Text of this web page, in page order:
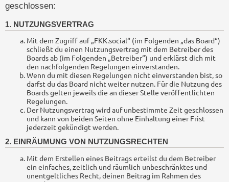
geschlossen:
1. NUTZUNGSVERTRAG
Mit dem Zugriff auf „FKK.social“ (im Folgenden „das Board“)
schließt du einen Nutzungsvertrag mit dem Betreiber des
Boards ab (im Folgenden „Betreiber“) und erklärst dich mit
den nachfolgenden Regelungen einverstanden.
Wenn du mit diesen Regelungen nicht einverstanden bist, so
darfst du das Board nicht weiter nutzen. Für die Nutzung des
Boards gelten jeweils die an dieser Stelle veröffentlichten
Regelungen.
Der Nutzungsvertrag wird auf unbestimmte Zeit geschlossen
und kann von beiden Seiten ohne Einhaltung einer Frist
jederzeit gekündigt werden.
2. EINRÄUMUNG VON NUTZUNGSRECHTEN
Mit dem Erstellen eines Beitrags erteilst du dem Betreiber
ein einfaches, zeitlich und räumlich unbeschränktes und
unentgeltliches Recht, deinen Beitrag im Rahmen des